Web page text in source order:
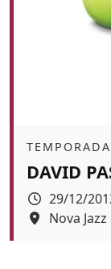
Àmbit
DAVID
Data
29/12/
Espai
Nova Jazz